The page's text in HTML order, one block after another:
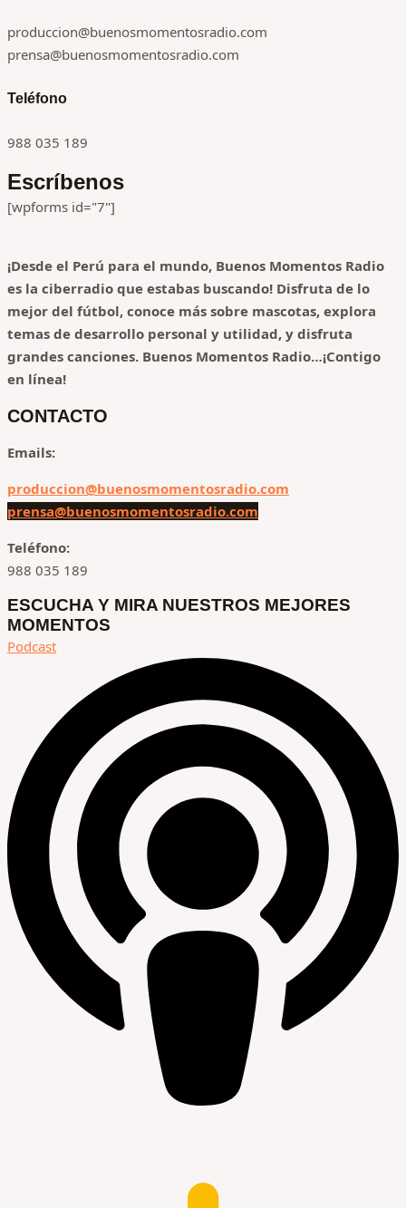
produccion@buenosmomentosradio.com
prensa@buenosmomentosradio.com
Teléfono
988 035 189
Escríbenos
[wpforms id="7"]
¡Desde el Perú para el mundo, Buenos Momentos Radio
es la ciberradio que estabas buscando! Disfruta de lo
mejor del fútbol, conoce más sobre mascotas, explora
temas de desarrollo personal y utilidad, y disfruta
grandes canciones. Buenos Momentos Radio…¡Contigo
en línea!
CONTACTO
Emails:
produccion@buenosmomentosradio.com
prensa@buenosmomentosradio.com
Teléfono:
988 035 189
ESCUCHA Y MIRA NUESTROS MEJORES
MOMENTOS
Podcast